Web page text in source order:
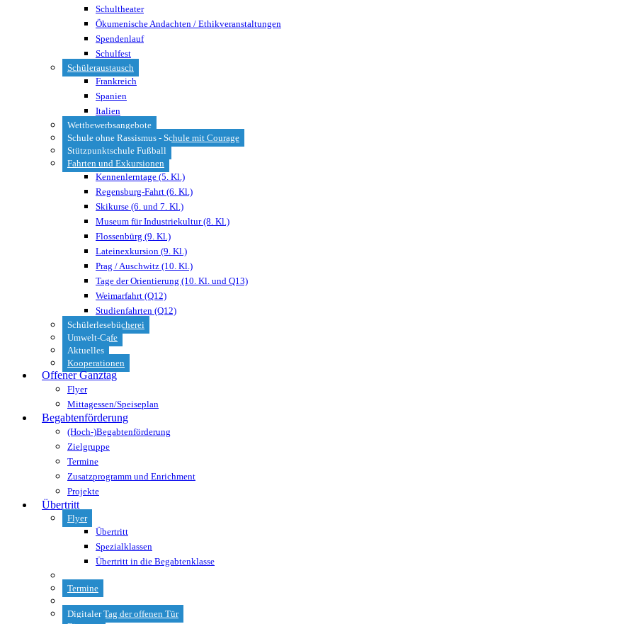
Schultheater
Ökumenische Andachten / Ethikveranstaltungen
Spendenlauf
Schulfest
Schüleraustausch
Frankreich
Spanien
Italien
Wettbewerbsangebote
Schule ohne Rassismus - Schule mit Courage
Stützpunktschule Fußball
Fahrten und Exkursionen
Kennenlerntage (5. Kl.)
Regensburg-Fahrt (6. Kl.)
Skikurse (6. und 7. Kl.)
Museum für Industriekultur (8. Kl.)
Flossenbürg (9. Kl.)
Lateinexkursion (9. Kl.)
Prag / Auschwitz (10. Kl.)
Tage der Orientierung (10. Kl. und Q13)
Weimarfahrt (Q12)
Studienfahrten (Q12)
Schülerlesebücherei
Umwelt-Cafe
Aktuelles
Kooperationen
Offener Ganztag
Flyer
Mittagessen/Speiseplan
Begabtenförderung
(Hoch-)Begabtenförderung
Zielgruppe
Termine
Zusatzprogramm und Enrichment
Projekte
Übertritt
Flyer
Übertritt
Spezialklassen
Übertritt in die Begabtenklasse
Termine
Digitaler Tag der offenen Tür